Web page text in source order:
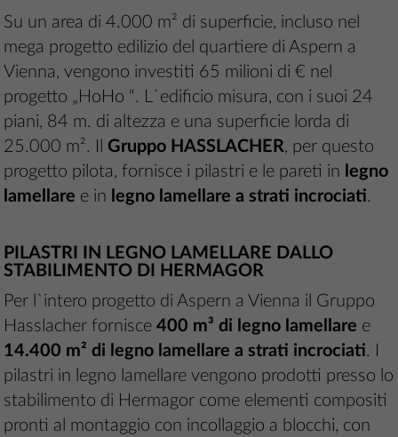
Su un area di 4.000 m² di superficie, incluso nel
mega progetto edilizio del quartiere di Aspern a
Vienna, vengono investiti 65 milioni di € nel
progetto „HoHo “. L`edificio misura, con i suoi 24
piani, 84 m. di altezza e una superficie lorda di
25.000 m². Il Gruppo HASSLACHER, per questo
progetto pilota, fornisce i pilastri e le pareti in legno
lamellare e in legno lamellare a strati incrociati.
PILASTRI IN LEGNO LAMELLARE DALLO
STABILIMENTO DI HERMAGOR
Per l`intero progetto di Aspern a Vienna il Gruppo
Hasslacher fornisce400 m³ di legno lamellare e
14.400 m² di legno lamellare a strati incrociati. I
pilastri in legno lamellare vengono prodotti presso lo
stabilimento di Hermagor come elementi compositi
pronti al montaggio con incollaggio a blocchi, con